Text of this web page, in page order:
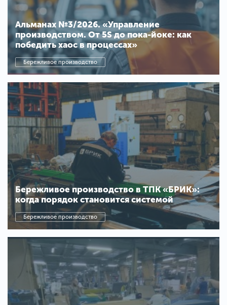
Альманах №3/2026. «Управление
производством. От 5S до пока-йоке: как
победить хаос в процессах»
Бережливое производство
Бережливое производство в ТПК «БРИК»:
когда порядок становится системой
Бережливое производство